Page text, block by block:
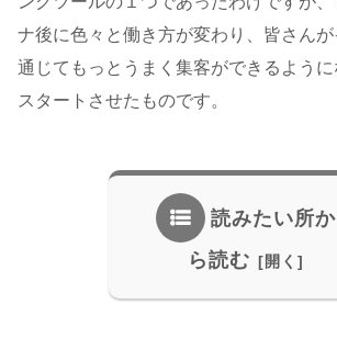
ナ後に色々と働き方が変わり、皆さん
通じてもっとうまく集客ができるよう
スタートさせたものです。
読みたい所か
ら読む